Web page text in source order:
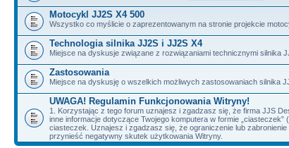
Motocykl JJ2S X4 500
Wszystko co myślicie o zaprezentowanym na stronie projekcie
Technologia silnika JJ2S i JJ2S X4
Miejsce na dyskusje związane z rozwiązaniami technicznymi silnika
Zastosowania
Miejsce na dyskusję o wszelkich możliwych zastosowaniach silnika
UWAGA! Regulamin Funkcjonowania Witryny!
1. Korzystając z tego forum uznajesz i zgadzasz się, że firma JJS
inne informacje dotyczące Twojego komputera w formie
ciasteczek. Uznajesz i zgadzasz się, że ograniczenie lub
przynieść negatywny skutek użytkowania Witryny.